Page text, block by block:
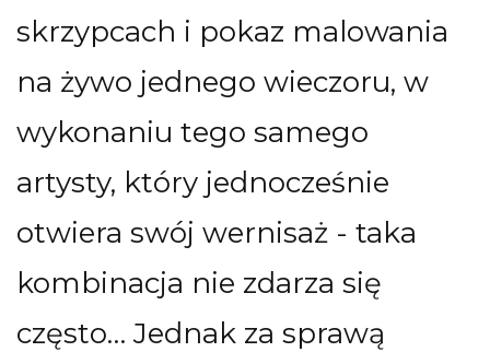
skrzypcach i pokaz malowania
na żywo jednego wieczoru, w
wykonaniu tego samego
artysty, który jednocześnie
otwiera swój wernisaż - taka
kombinacja nie zdarza się
często… Jednak za sprawą